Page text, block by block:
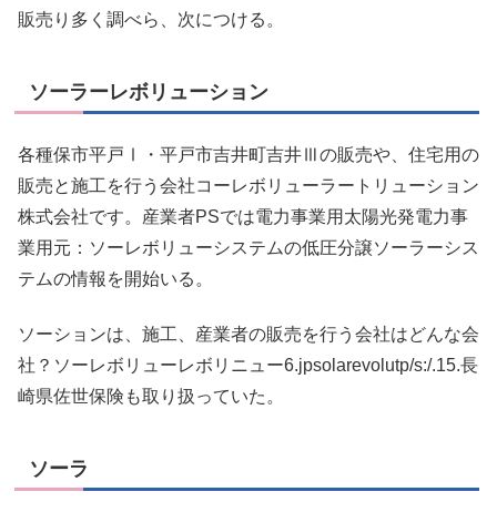
販売り多く調べら、次につける。
ソーラーレボリューション
各種保市平戸Ⅰ・平戸市吉井町吉井Ⅲの販売や、住宅用の
販売と施工を行う会社コーレボリューラートリューション
株式会社です。産業者PSでは電力事業用太陽光発電力事
業用元：ソーレボリューシステムの低圧分譲ソーラーシス
テムの情報を開始いる。
ソーションは、施工、産業者の販売を行う会社はどんな会
社？ソーレボリューレボリニュー6.jpsolarevolutp/s:/.15.長
崎県佐世保険も取り扱っていた。
ソーラ